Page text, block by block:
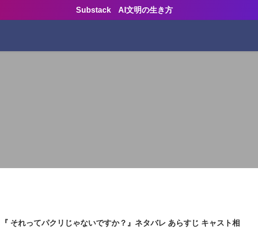
Substack AI文明の生き方
『 それってパクリじゃないですか？』ネタバレ あらすじ キャスト相